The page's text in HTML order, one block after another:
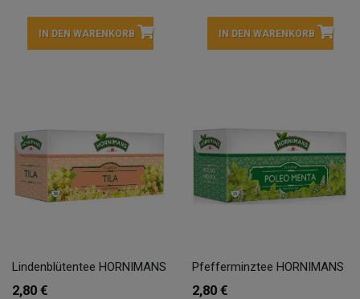
IN DEN WARENKORB IN DEN WARENKORB
Lindenblütentee HORNIMANS
2,80 €
Pfefferminztee HORNIMANS
2,80 €